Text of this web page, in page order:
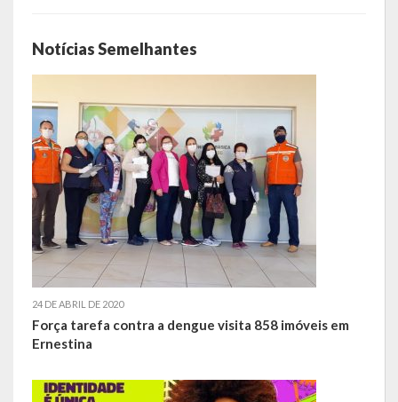
LOA – Lei Orçamentária Anual
RC – Relatório Circunstanciado
PPA – Plano Plurianual
LDO – Lei de Diretrizes Orçamentárias
Acesso à Informação
Transparência
Notícias Semelhantes
24 DE ABRIL DE 2020
Força tarefa contra a dengue visita 858 imóveis em
Ernestina